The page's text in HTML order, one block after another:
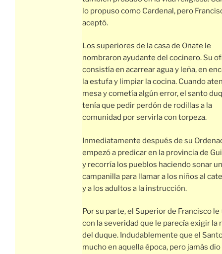
lo propuso como Cardenal, pero
aceptó.
Los superiores de la casa de Oñate le
nombraron ayudante del cocinero. Su
consistía en acarrear agua y leña, en
la estufa y limpiar la cocina. Cuando
mesa y cometía algún error, el santo
tenía que pedir perdón de rodillas a la
comunidad por servirla con torpeza.
Inmediatamente después de su
empezó a predicar en la provincia de
y recorría los pueblos haciendo sonar
campanilla para llamar a los niños al
y a los adultos a la instrucción.
Por su parte, el Superior de Francisco
con la severidad que le parecía exigir la
del duque. Indudablemente que el
mucho en aquella época, pero jamás dio